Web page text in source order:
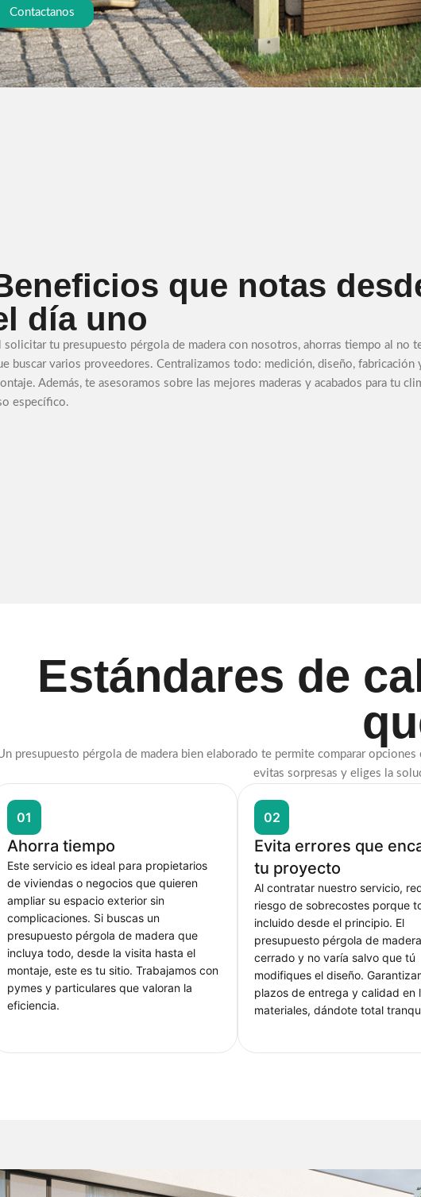
Contactanos
que notas
día uno
solicitar tu presupuesto pérgola de madera con nosotros, ahorras tiempo al no
buscar varios proveedores. Centralizamos todo: medición, diseño, fabricación
Además, te asesoramos sobre las mejores maderas y acabados para tu
específico.
Estándares de
presupuesto pérgola de madera bien elaborado te permite comparar
evitas sorpresas y eliges la
01
Ahorra tiempo
Este servicio es ideal para propietarios
de viviendas o negocios que quieren
ampliar su espacio exterior sin
complicaciones. Si buscas un
presupuesto pérgola de madera que
incluya todo, desde la visita hasta el
montaje, este es tu sitio. Trabajamos con
pymes y particulares que valoran la
eficiencia.
02
Evita errores que
tu proyecto
Al contratar nuestro servicio,
riesgo de sobrecostes porque
incluido desde el principio. El
presupuesto pérgola de
cerrado y no varía salvo que tú
modifiques el diseño.
plazos de entrega y calidad en
materiales, dándote total